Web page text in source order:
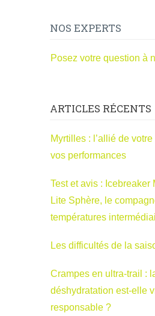
NOS EXPERTS
Posez votre question à
ARTICLES RÉCENTS
Myrtilles : l’allié de
vos performances
Test et avis : Icebreaker
Lite Sphère, le
températures
Les difficultés de la
Crampes en ultra-trail :
déshydratation est-elle
responsable ?